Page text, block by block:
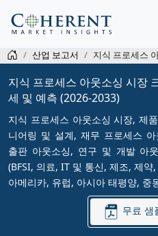
산업 보고서 지식 프로세스
지식 프로세스 아웃소싱 시장
세 및 예측 (2026-2033)
지식 프로세스 아웃소싱 시장, 제
니어링 및 설계, 재무 프로세스
출판 아웃소싱, 연구 및 개발 아
(BFSI, 의료, IT 및 통신, 제조, 제
아메리카, 유럽, 아시아 태평양, 중
무료 샘